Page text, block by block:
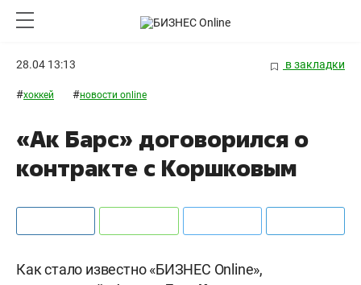
28.04 13:13 в закладки
#хоккей #новости online
«Ак Барс» договорился о
контракте с Коршковым
Как стало известно «БИЗНЕС Online»,